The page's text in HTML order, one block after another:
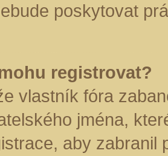
poskytovat
registrovat?
vlastník fóra
jména,
aby zabranil